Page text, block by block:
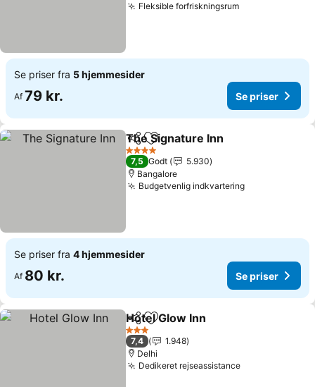
Fleksible forfriskningsrum
Se priser fra 5 hjemmesider
Af 79 kr. Se priser
Del Føj til favoritter
The Signature Inn
4 Stjerner
7,5 Godt
5.930
Bangalore
Budgetvenlig indkvartering
Se priser fra 4 hjemmesider
Af 80 kr. Se priser
Del Føj til favoritter
Hotel Glow Inn
3 Stjerner
7,4
1.948
Delhi
Dedikeret rejseassistance